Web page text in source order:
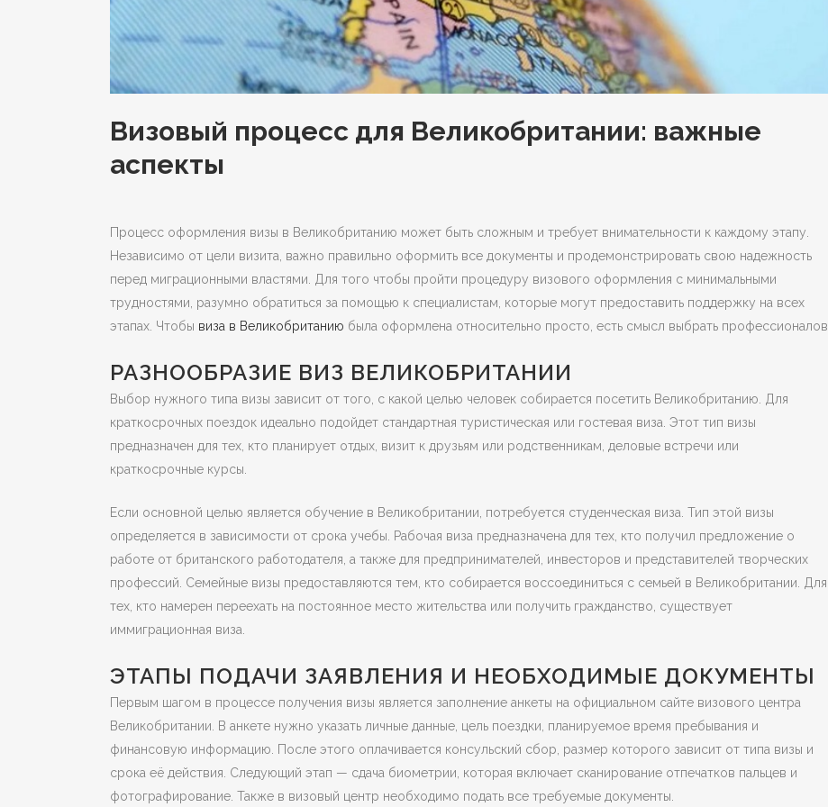
Визовый процесс для Великобритании: важные
аспекты
Процесс оформления визы в Великобританию может быть сложным и требует внимательности к каждому этапу.
Независимо от цели визита, важно правильно оформить все документы и продемонстрировать свою надежность
перед миграционными властями. Для того чтобы пройти процедуру визового оформления с минимальными
трудностями, разумно обратиться за помощью к специалистам, которые могут предоставить поддержку на всех
этапах. Чтобы виза в Великобританию была оформлена относительно просто, есть смысл выбрать профессионалов.
РАЗНООБРАЗИЕ ВИЗ ВЕЛИКОБРИТАНИИ
Выбор нужного типа визы зависит от того, с какой целью человек собирается посетить Великобританию. Для
краткосрочных поездок идеально подойдет стандартная туристическая или гостевая виза. Этот тип визы
предназначен для тех, кто планирует отдых, визит к друзьям или родственникам, деловые встречи или
краткосрочные курсы.
Если основной целью является обучение в Великобритании, потребуется студенческая виза. Тип этой визы
определяется в зависимости от срока учебы. Рабочая виза предназначена для тех, кто получил предложение о
работе от британского работодателя, а также для предпринимателей, инвесторов и представителей творческих
профессий. Семейные визы предоставляются тем, кто собирается воссоединиться с семьей в Великобритании. Для
тех, кто намерен переехать на постоянное место жительства или получить гражданство, существует
иммиграционная виза.
ЭТАПЫ ПОДАЧИ ЗАЯВЛЕНИЯ И НЕОБХОДИМЫЕ ДОКУМЕНТЫ
Первым шагом в процессе получения визы является заполнение анкеты на официальном сайте визового центра
Великобритании. В анкете нужно указать личные данные, цель поездки, планируемое время пребывания и
финансовую информацию. После этого оплачивается консульский сбор, размер которого зависит от типа визы и
срока её действия. Следующий этап — сдача биометрии, которая включает сканирование отпечатков пальцев и
фотографирование. Также в визовый центр необходимо подать все требуемые документы.